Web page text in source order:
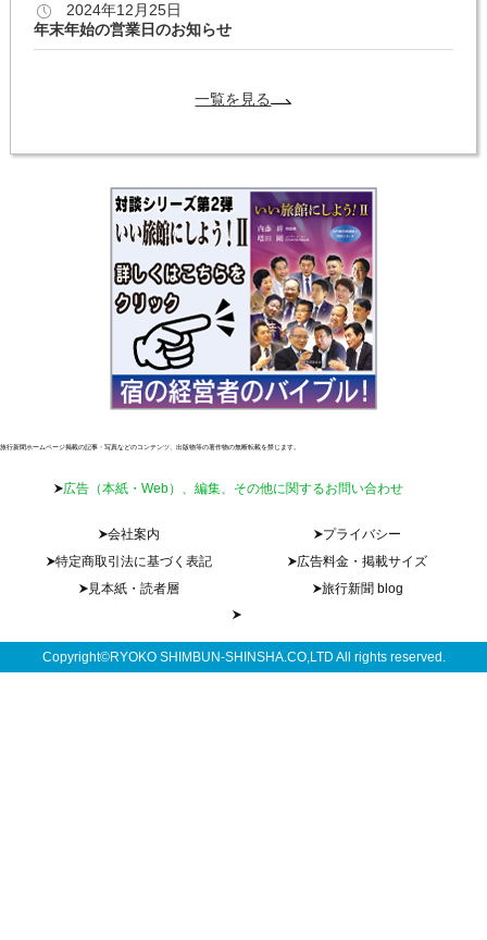
2024年12月25日
年末年始の営業日のお知らせ
一覧を見る
旅行新聞ホームページ掲載の記事・写真などのコンテンツ、出版物等の著作物の無断転載を禁じます。
広告（本紙・Web）、編集、その他に関するお問い合わせ
会社案内
プライバシー
特定商取引法に基づく表記
広告料金・掲載サイズ
見本紙・読者層
旅行新聞 blog
Copyright©RYOKO SHIMBUN-SHINSHA.CO,LTD All rights reserved.